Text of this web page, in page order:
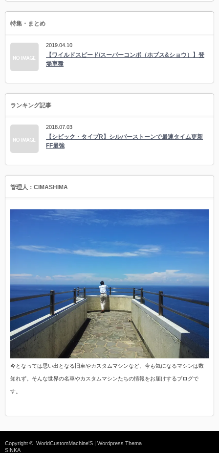
特集・まとめ
2019.04.10
【ワイルドスピード/スーパーコンボ（ホブス&ショウ）】登
場車種
ランキング記事
2018.07.03
【シビック・タイプR】シルバーストーンで最速タイム更新
FF最強
管理人：CIMASHIMA
今となっては思い出となる旧車やカスタムマシンなど、今も気になるマシンは数
知れず。そんな世界の名車やカスタムマシンたちの情報をお届けするブログで
す。
Copyright © WorldCustomMachine'S | Wordpress Thema
SINKA